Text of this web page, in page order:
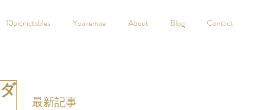
10picnictables Yoakemae About Blog Contact
最新記事